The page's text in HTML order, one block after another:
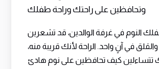
وتحافظين على راحتك وراحة طفلك
النوم في غرفة الوالدين، قد تشعرين
والقلق في آنٍ واحد. الراحة لأنك قريبة منه،
تتساءلين كيف تحافظين على نوم هادئ